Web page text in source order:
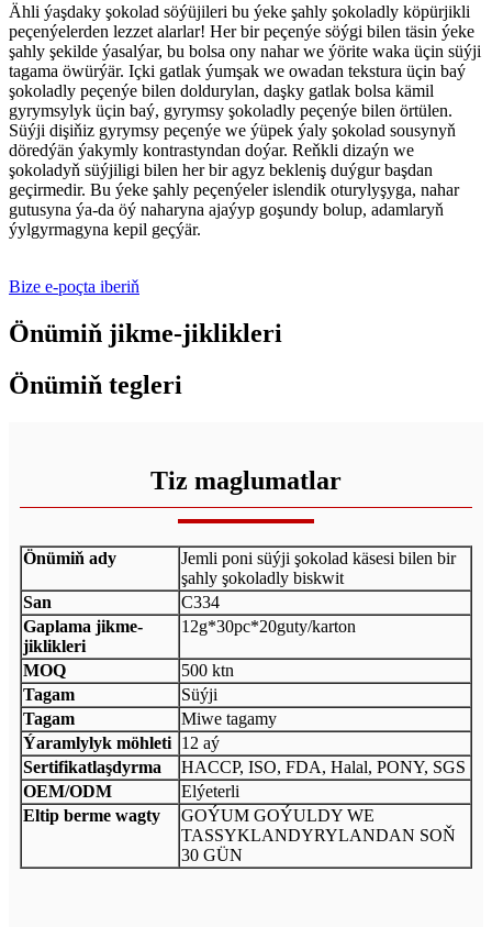
Ähli ýaşdaky şokolad söýüjileri bu ýeke şahly şokoladly köpürjikli
peçenýelerden lezzet alarlar! Her bir peçenýe söýgi bilen täsin ýeke
şahly şekilde ýasalýar, bu bolsa ony nahar we ýörite waka üçin süýji
tagama öwürýär. Içki gatlak ýumşak we owadan tekstura üçin baý
şokoladly peçenýe bilen doldurylan, daşky gatlak bolsa kämil
gyrymsylyk üçin baý, gyrymsy şokoladly peçenýe bilen örtülen.
Süýji dişiňiz gyrymsy peçenýe we ýüpek ýaly şokolad sousynyň
döredýän ýakymly kontrastyndan doýar. Reňkli dizaýn we
şokoladyň süýjiligi bilen her bir agyz bekleniş duýgur başdan
geçirmedir. Bu ýeke şahly peçenýeler islendik oturylyşyga, nahar
gutusyna ýa-da öý naharyna ajaýyp goşundy bolup, adamlaryň
ýylgyrmagyna kepil geçýär.
Bize e-poçta iberiň
Önümiň jikme-jiklikleri
Önümiň tegleri
Tiz maglumatlar
Önümiň ady
Jemli poni süýji şokolad käsesi bilen bir
şahly şokoladly biskwit
San
C334
Gaplama jikme-
jiklikleri
12g*30pc*20guty/karton
MOQ
500 ktn
Tagam
Süýji
Tagam
Miwe tagamy
Ýaramlylyk möhleti 12 aý
Sertifikatlaşdyrma
HACCP, ISO, FDA, Halal, PONY, SGS
OEM/ODM
Elýeterli
Eltip berme wagty
GOÝUM GOÝULDY WE
TASSYKLANDYRYLANDAN SOŇ
30 GÜN